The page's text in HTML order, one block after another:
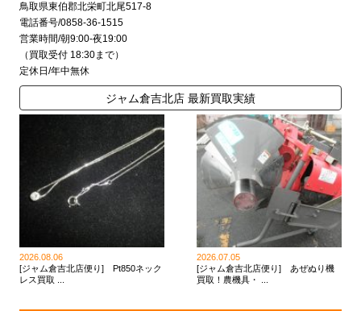
鳥取県東伯郡北栄町北尾517-8
電話番号/0858-36-1515
営業時間/朝9:00-夜19:00
（買取受付 18:30まで）
定休日/年中無休
ジャム倉吉北店 最新買取実績
2026.08.06
[ジャム倉吉北店便り] Pt850ネック
レス買取 ...
2026.07.05
[ジャム倉吉北店便り] あぜぬり機
買取！農機具・ ...